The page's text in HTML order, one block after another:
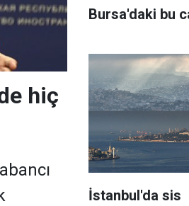
hiç
Bursa'daki bu
İstanbul'da sis